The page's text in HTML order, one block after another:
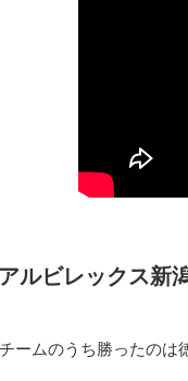
ルビレックス新
ームのうち勝ったのは